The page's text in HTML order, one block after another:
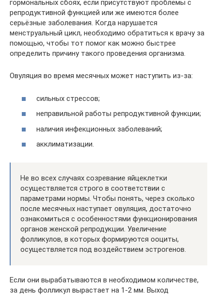
гормональных сбоях, если присутствуют проблемы с
репродуктивной функцией или же имеются более
серьёзные заболевания. Когда нарушается
менструальный цикл, необходимо обратиться к врачу за
помощью, чтобы тот помог как можно быстрее
определить причину такого проведения организма.
Овуляция во время месячных может наступить из-за:
сильных стрессов;
неправильной работы репродуктивной функции;
наличия инфекционных заболеваний;
акклиматизации.
Не во всех случаях созревание яйцеклетки
осуществляется строго в соответствии с
параметрами нормы. Чтобы понять, через сколько
после месячных наступает овуляция, достаточно
ознакомиться с особенностями функционирования
органов женской репродукции. Увеличение
фолликулов, в которых формируются ооциты,
осуществляется под воздействием эстрогенов.
Если они вырабатываются в необходимом количестве,
за день фолликул вырастает на 1-2 мм. Выход